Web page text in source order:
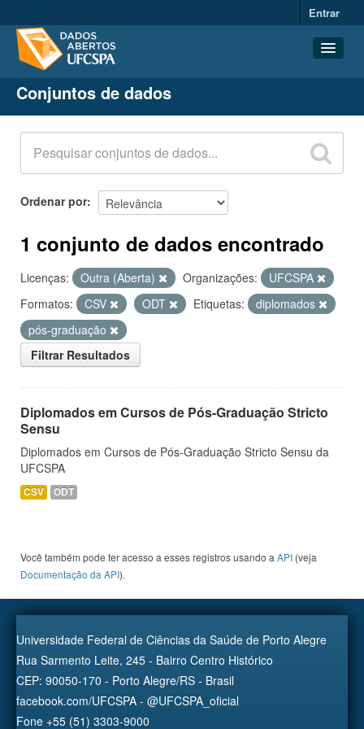
Entrar
Conjuntos de dados
Organizações
Grupos
Sobre
Conjuntos de dados
Ordenar por
1 conjunto de dados encontrado
Licenças: Outra (Aberta) Organizações:
UFCSPA
Formatos:
CSV ODT Etiquetas:
diplomados
pós-graduação
Filtrar Resultados
Diplomados em Cursos de Pós-Graduação Stricto
Sensu
Diplomados em Cursos de Pós-Graduação Stricto Sensu da
UFCSPA
CSV ODT
Você também pode ter acesso a esses registros usando a API (veja
Documentação da API).
Universidade Federal de Ciências da Saúde de Porto Alegre
Rua Sarmento Leite, 245 - Bairro Centro Histórico
CEP: 90050-170 - Porto Alegre/RS - Brasil
facebook.com/UFCSPA - @UFCSPA_oficial
Fone +55 (51) 3303-9000